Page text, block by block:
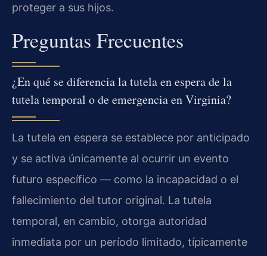
proteger a sus hijos.
Preguntas Frecuentes
¿En qué se diferencia la tutela en espera de la
tutela temporal o de emergencia en Virginia?
La tutela en espera se establece por anticipado
y se activa únicamente al ocurrir un evento
futuro específico — como la incapacidad o el
fallecimiento del tutor original. La tutela
temporal, en cambio, otorga autoridad
inmediata por un período limitado, típicamente